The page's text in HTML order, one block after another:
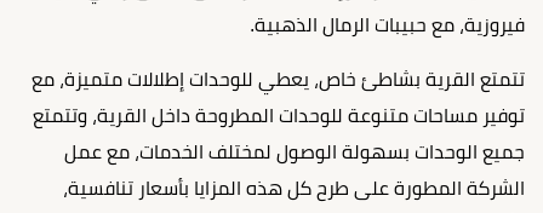
فيروزية، مع حبيبات الرمال الذهبية.
تتمتع القرية بشاطئ خاص، يعطي للوحدات إطلالات متميزة، مع
توفير مساحات متنوعة للوحدات المطروحة داخل القرية، وتتمتع
جميع الوحدات بسهولة الوصول لمختلف الخدمات، مع عمل
الشركة المطورة على طرح كل هذه المزايا بأسعار تنافسية،